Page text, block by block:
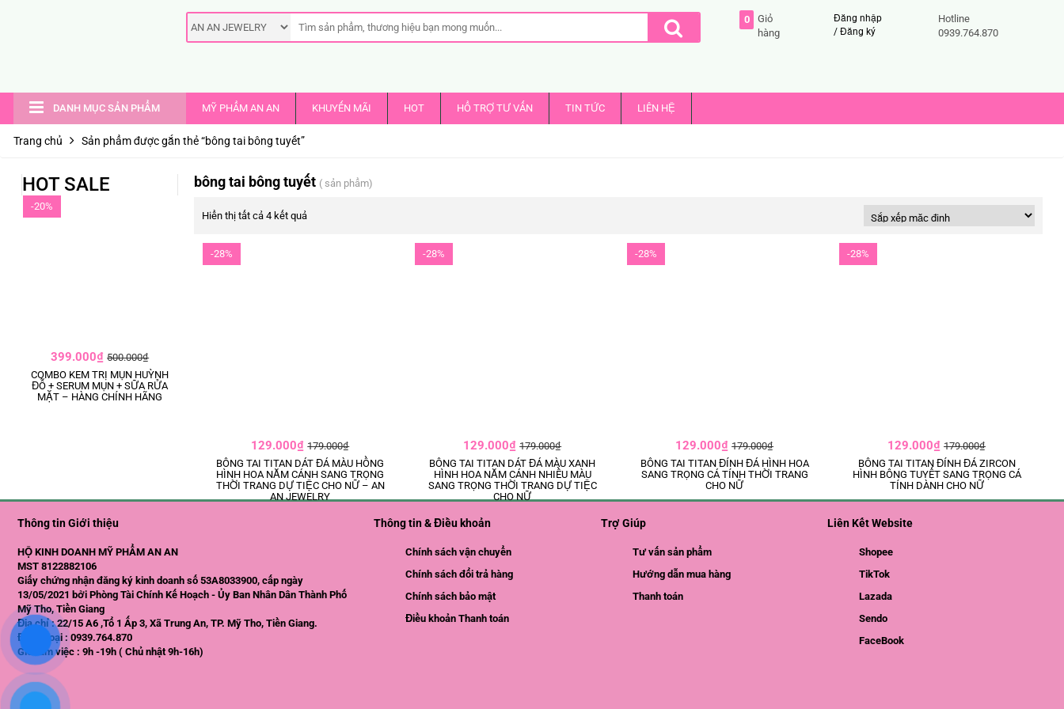
0
Giỏ
hàng
Đăng nhập
/Đăng ký
Hotline
0939.764.870
DANH MỤC SẢN PHẨM MỸ PHẨM AN AN KHUYẾN MÃI HOT HỔ TRỢ TƯ VẤN TIN TỨC LIÊN HỆ
Trang chủ Sản phẩm được gắn thẻ “bông tai bông tuyết”
HOT SALE
-20%
399.000₫500.000₫
COMBO KEM TRỊ MỤN HUỲNH
ĐỖ + SERUM MỤN + SỮA RỬA
MẶT – HÀNG CHÍNH HÃNG
bông tai bông tuyết ( sản phẩm)
Hiển thị tất cả 4 kết quả
-28%
129.000₫179.000₫
BÔNG TAI TITAN DÁT ĐÁ MÀU HỒNG
HÌNH HOA NĂM CÁNH SANG TRỌNG
THỜI TRANG DỰ TIỆC CHO NỮ – AN
AN JEWELRY
-28%
129.000₫179.000₫
BÔNG TAI TITAN DÁT ĐÁ MÀU XANH
HÌNH HOA NĂM CÁNH NHIỀU MÀU
SANG TRỌNG THỜI TRANG DỰ TIỆC
CHO NỮ
-28%
129.000₫179.000₫
BÔNG TAI TITAN ĐÍNH ĐÁ HÌNH HOA
SANG TRỌNG CÁ TÍNH THỜI TRANG
CHO NỮ
-28%
129.000₫ 179.000₫
BÔNG TAI TITAN ĐÍNH ĐÁ ZIRCON
HÌNH BÔNG TUYẾT SANG TRỌNG CÁ
TÍNH DÀNH CHO NỮ
Thông tin Giới thiệu
HỘ KINH DOANH MỸ PHẨM AN AN
MST 8122882106
Giấy chứng nhận đăng ký kinh doanh số 53A8033900, cấp ngày
13/05/2021 bởi Phòng Tài Chính Kế Hoạch - Ủy Ban Nhân Dân Thành Phố
Mỹ Tho, Tiền Giang
Địa chỉ : 22/15 A6 ,Tổ 1 Ấp 3, Xã Trung An, TP. Mỹ Tho, Tiền Giang.
Điện thoại : 0939.764.870
Giờ làm việc : 9h -19h ( Chủ nhật 9h-16h)
Thông tin & Điều khoản
Chính sách vận chuyển
Chính sách đổi trả hàng
Chính sách bảo mật
Điều khoản Thanh toán
Trợ Giúp
Tư vấn sản phẩm
Hướng dẫn mua hàng
Thanh toán
Liên Kết Website
Shopee
TikTok
Lazada
Sendo
FaceBook